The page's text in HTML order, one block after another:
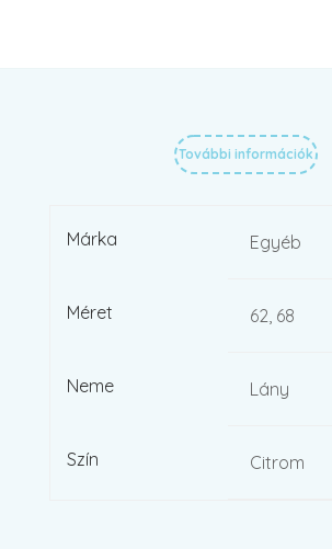
További információk
Márka Egyéb
Méret 62, 68
Neme Lány
Szín Citrom